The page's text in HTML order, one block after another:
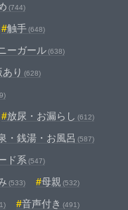
(744)
触手(648)
ーガール(638)
り (628)
放尿・お漏らし (612)
・銭湯・お風呂 (587)
ド系(547)
(533) 母親 (532)
音声付き (491)